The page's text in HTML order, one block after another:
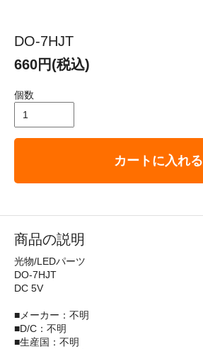
DO-7HJT
660円(税込)
個数
カートに入れる
商品の説明
光物/LEDパーツ
DO-7HJT
DC 5V
■メーカー：不明
■D/C：不明
■生産国：不明